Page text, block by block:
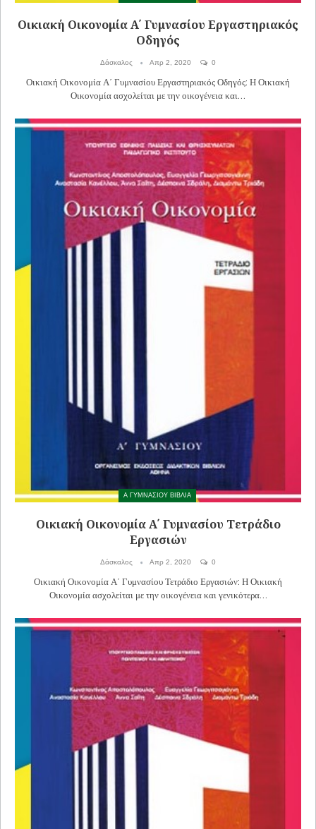
Οικιακή Οικονομία Α΄ Γυμνασίου Εργαστηριακός
Οδηγός
Δάσκαλος Απρ 2, 2020 0
Οικιακή Οικονομία Α΄ Γυμνασίου Εργαστηριακός Οδηγός: Η Οικιακή
Οικονομία ασχολείται με την οικογένεια και…
Α ΓΥΜΝΑΣΙΟΥ ΒΙΒΛΙΑ
Οικιακή Οικονομία Α΄ Γυμνασίου Τετράδιο
Εργασιών
Δάσκαλος Απρ 2, 2020 0
Οικιακή Οικονομία Α΄ Γυμνασίου Τετράδιο Εργασιών: Η Οικιακή
Οικονομία ασχολείται με την οικογένεια και γενικότερα…